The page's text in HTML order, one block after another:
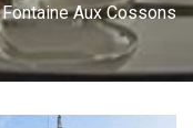
Aux Cossons